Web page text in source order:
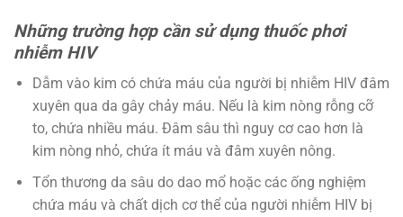
Những trường hợp cần sử dụng thuốc phơi
nhiễm HIV
Dẫm vào kim có chứa máu của người bị nhiễm HIV đâm
xuyên qua da gây chảy máu. Nếu là kim nòng rỗng cỡ
to, chứa nhiều máu. Đâm sâu thì nguy cơ cao hơn là
kim nòng nhỏ, chứa ít máu và đâm xuyên nông.
Tổn thương da sâu do dao mổ hoặc các ống nghiệm
chứa máu và chất dịch cơ thể của người nhiễm HIV bị